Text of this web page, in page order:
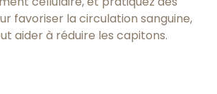
favoriser la circulation sanguine,
aider à réduire les capitons.